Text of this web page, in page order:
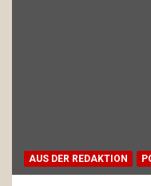
AUS DER REDAKTION